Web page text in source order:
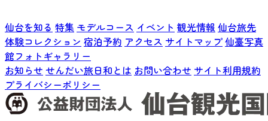
仙台を知る 特集 モデルコース イベント 観光情報 仙台旅先
体験コレクション 宿泊予約 アクセス サイトマップ仙臺写真
館フォトギャラリー
お知らせ せんだい旅日和とは お問い合わせ サイト利用規約
プライバシーポリシー